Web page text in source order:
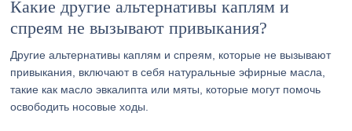
Какие другие альтернативы каплям и
спреям не вызывают привыкания?
Другие альтернативы каплям и спреям, которые не вызывают
привыкания, включают в себя натуральные эфирные масла,
такие как масло эвкалипта или мяты, которые могут помочь
освободить носовые ходы.